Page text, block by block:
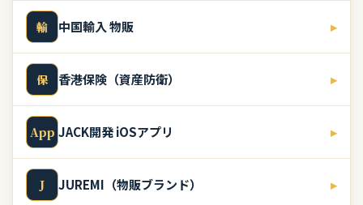
輸 中国輸入 物販 ▸
保 香港保険（資産防衛） ▸
App JACK開発 iOSアプリ ▸
J JUREMI（物販ブランド） ▸